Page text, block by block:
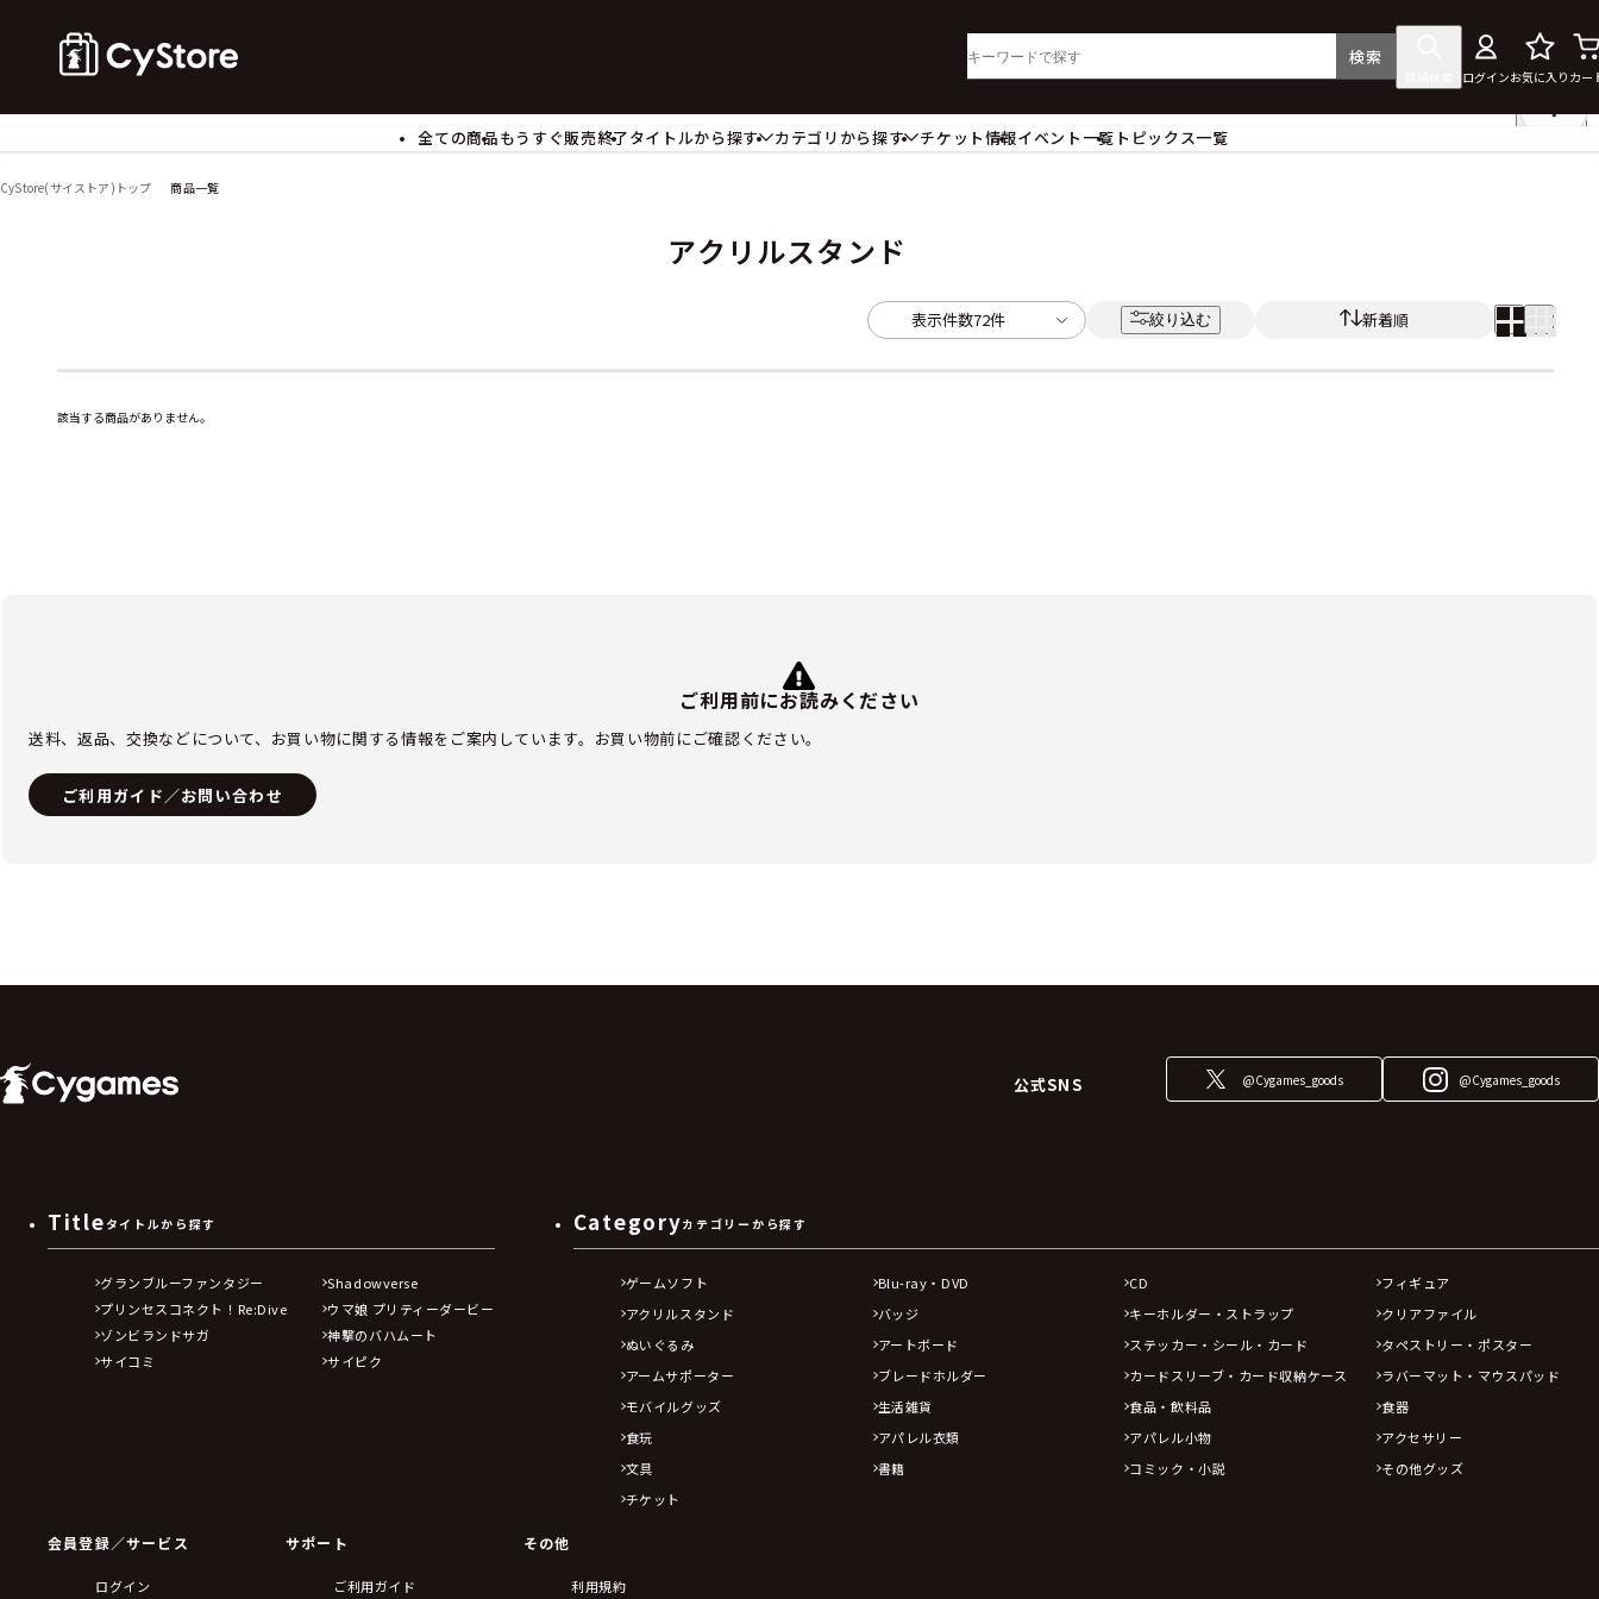
検索
ログインお気に入り カー
全ての商品もうすぐ販売終了タイトルから探す
カテゴリから探す
アクリルスタンド
カードスリーブ・カード収納ケース
アパレル小物
アクセサリー
チケット情報イベント一覧 トピックス一覧
CyStore(サイストア)トップ 商品一覧
アクリルスタンド
表示件数72件 絞り込む 新着順
該当する商品がありません。
ご利用前にお読みください
送料、返品、交換などについて、お買い物に関する情報をご案内しています。お買い物前にご確認ください。
ご利用ガイド／お問い合わせ
公式SNS @Cygames_goods @Cygames_goods
Title タイトルから探す
グランブルーファンタジー
Shadowverse
プリンセスコネクト！Re:Dive
ウマ娘 プリティーダービー
ゾンビランドサガ
神撃のバハムート
サイコミ
サイピク
Categoryカテゴリーから探す
ゲームソフト Blu-ray・DVD CD
フィギュア
アクリルスタンド
バッジ キーホルダー・ストラップ
クリアファイル
ぬいぐるみ
アートボード ステッカー・シール・カード
タペストリー・ポスター
アームサポーター
ブレードホルダー カードスリーブ・カード収納ケース
ラバーマット・マウスパッド
モバイルグッズ
生活雑貨 食品・飲料品
食器
食玩
アパレル衣類 アパレル小物
アクセサリー
文具
書籍 コミック・小説
その他グッズ
チケット
会員登録／サービス
ログイン
サポート
ご利用ガイド
その他
利用規約